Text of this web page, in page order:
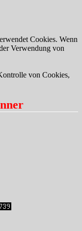
Cookies. Wenn
Verwendung von
von Cookies,